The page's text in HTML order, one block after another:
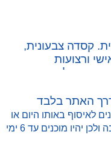
קסדה צבעונית,
ורצועות
ורולר.
האתר בלבד
לאיסוף באותו היום או
עד 1 ימי עסקים. אופניים מצריכים הרכבה ולכן יהיו מוכנים עד 6 ימי